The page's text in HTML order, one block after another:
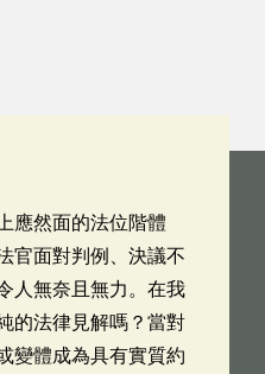
應然面的法位階體
官面對判例、決議不
人無奈且無力。在我
的法律見解嗎？當對
變體成為具有實質約